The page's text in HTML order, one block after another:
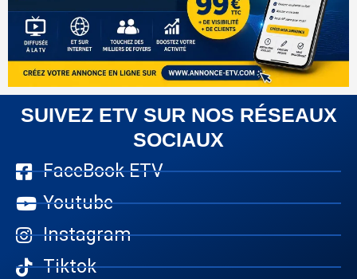
SUIVEZ ETV SUR NOS RÉSEAUX
SOCIAUX
FaceBook ETV
Youtube
Instagram
Tiktok